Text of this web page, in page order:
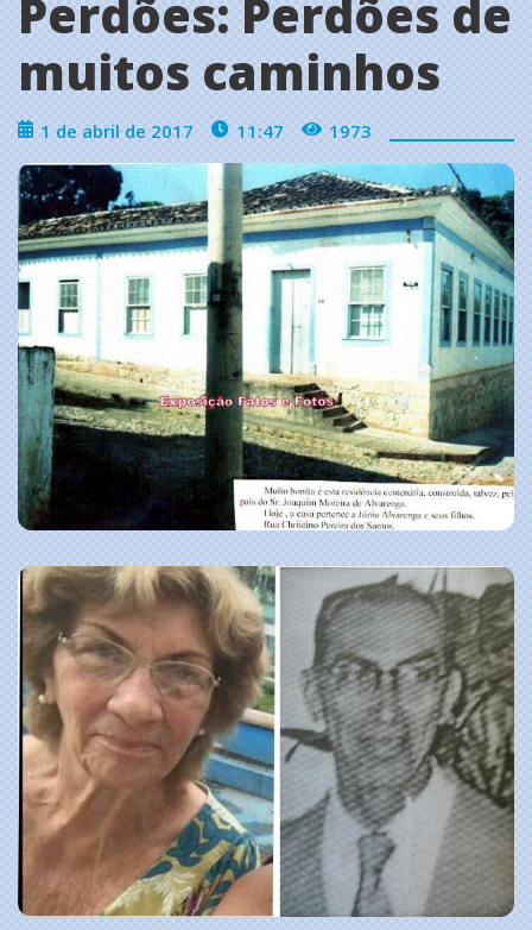
Perdões: Perdões de
muitos caminhos
1 de abril de 2017 11:47 1973